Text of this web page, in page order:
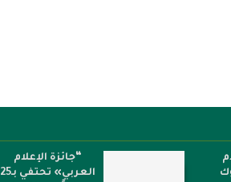
“جائزة الإعلام
العربي» تحتفي بـ25